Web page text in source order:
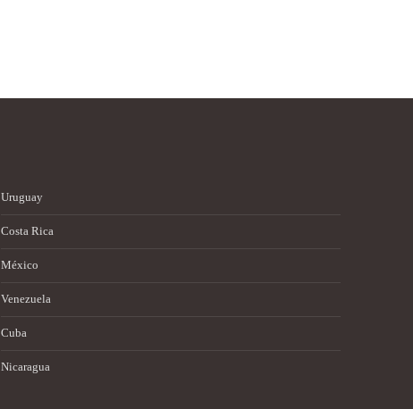
Uruguay
Costa Rica
México
Venezuela
Cuba
Nicaragua